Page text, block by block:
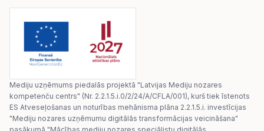
Mediju uzņēmums piedalās projektā "Latvijas Mediju nozares
kompetenču centrs" (Nr. 2.2.1.5.i.0/2/24/A/CFLA/001), kurš tiek īstenots
ES Atveseļošanas un noturības mehānisma plāna 2.2.1.5.i. investīcijas
"Mediju nozares uzņēmumu digitālās transformācijas veicināšana"